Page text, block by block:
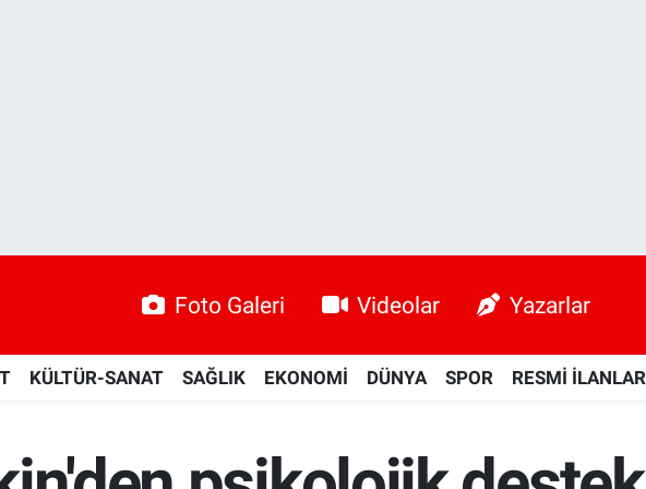
Foto Galeri Videolar Yazarlar
KÜLTÜR-SANAT SAĞLIK EKONOMİ DÜNYA SPOR RESMİ İLANLAR